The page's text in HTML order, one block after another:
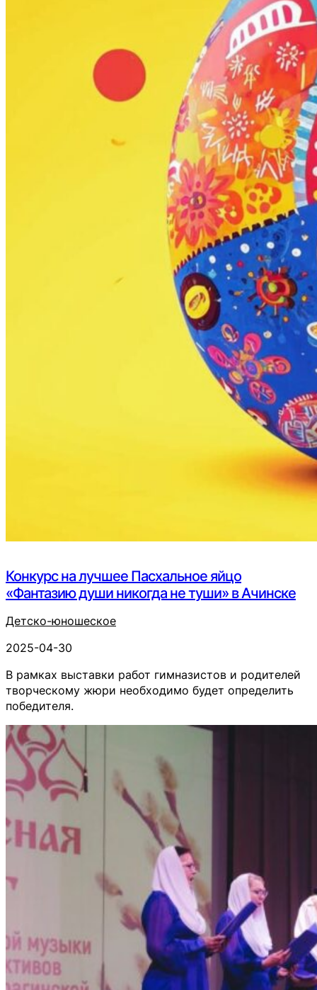
Конкурс на лучшее Пасхальное яйцо
«Фантазию души никогда не туши» в Ачинске
Детско-юношеское
2025-04-30
В рамках выставки работ гимназистов и родителей
творческому жюри необходимо будет определить
победителя.